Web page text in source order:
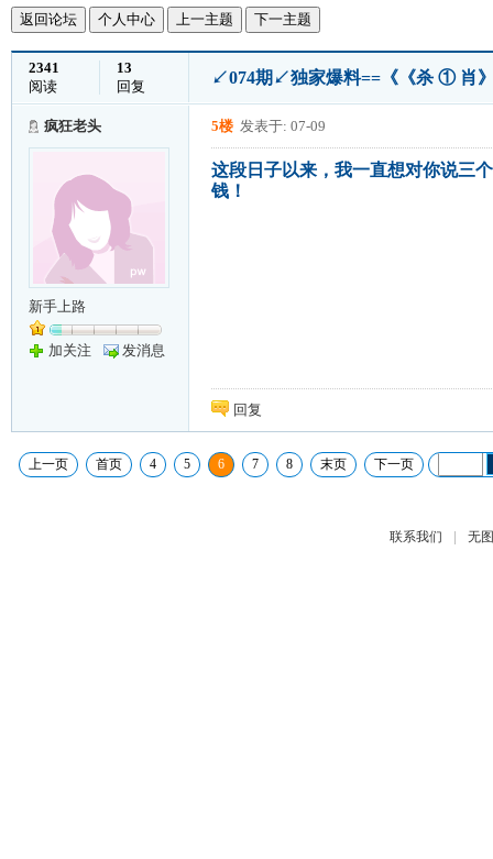
返回论坛 个人中心 上一主题 下一主题
2341
阅读
13
回复
↙074期↙独家爆料==《《杀 ① 肖
疯狂老头
新手上路
加关注 发消息
5楼 发表于: 07-09
这段日子以来，我一直想对你说三
钱！
回复
上一页 首页 4 5 6 7 8 末页 下一页
联系我们 | 无